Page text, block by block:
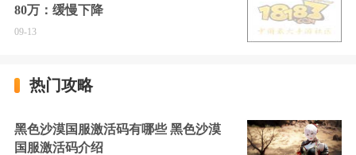
80万：缓慢下降
09-13
热门攻略
黑色沙漠国服激活码有哪些 黑色沙漠
国服激活码介绍